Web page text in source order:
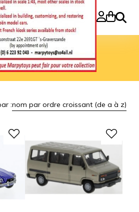
:nom par ordre croissant (de a à z)